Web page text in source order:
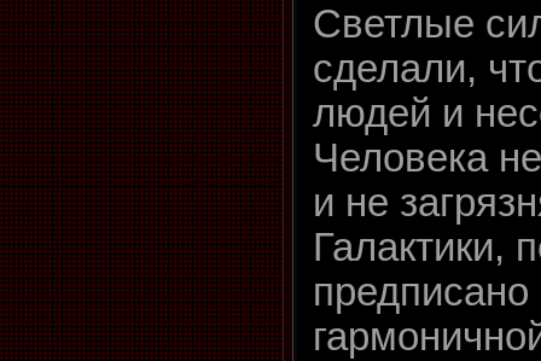
Светлые
сделали,
людей и
Человека
и не
Галактики,